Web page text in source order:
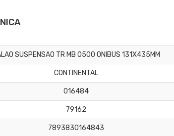
SUSPENSAO TR MB O500 ONIBUS 131X435MM
CONTINENTAL
016484
79162
7893830164843